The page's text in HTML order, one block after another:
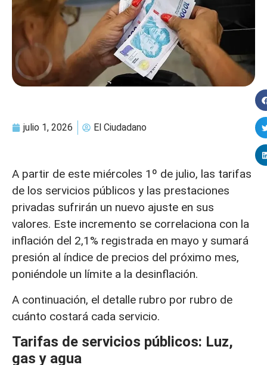
julio 1, 2026 El Ciudadano
A partir de este miércoles 1º de julio, las tarifas
de los servicios públicos y las prestaciones
privadas sufrirán un nuevo ajuste en sus
valores. Este incremento se correlaciona con la
inflación del 2,1% registrada en mayo y sumará
presión al índice de precios del próximo mes,
poniéndole un límite a la desinflación.
A continuación, el detalle rubro por rubro de
cuánto costará cada servicio.
Tarifas de servicios públicos: Luz,
gas y agua